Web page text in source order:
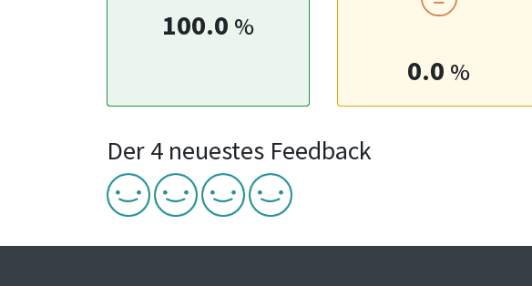
100.0 %
0.0 %
Der 4 neuestes Feedback